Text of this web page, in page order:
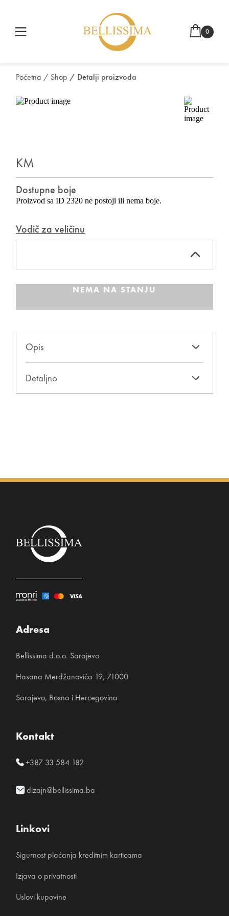
0
Početna / Shop / Detalji proizvoda
KM
Dostupne boje
Proizvod sa ID 2320 ne postoji ili nema boje.
Vodič za veličinu
NEMA NA STANJU
Opis
Detaljno
Adresa
Bellissima d.o.o. Sarajevo
Hasana Merdžanovića 19, 71000
Sarajevo, Bosna i Hercegovina
Kontakt
+387 33 584 182
dizajn@bellissima.ba
Linkovi
Sigurnost plaćanja kreditnim karticama
Izjava o privatnosti
Uslovi kupovine